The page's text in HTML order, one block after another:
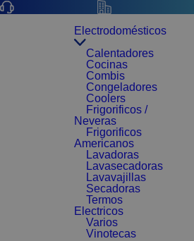
Electrodomésticos
Calentadores
Cocinas
Combis
Congeladores
Coolers
Frigorificos /
Neveras
Frigorificos
Americanos
Lavadoras
Lavasecadoras
Lavavajillas
Secadoras
Termos
Electricos
Varios
Vinotecas